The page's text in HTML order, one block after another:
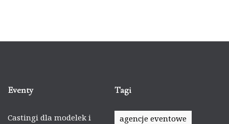
Eventy
Castingi dla modelek i
Tagi
agencje eventowe